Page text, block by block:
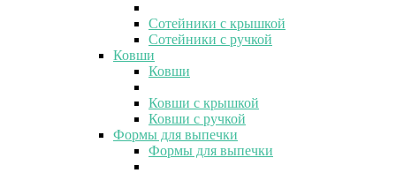
Сотейники с крышкой
Сотейники с ручкой
Ковши
Ковши
Ковши с крышкой
Ковши с ручкой
Формы для выпечки
Формы для выпечки